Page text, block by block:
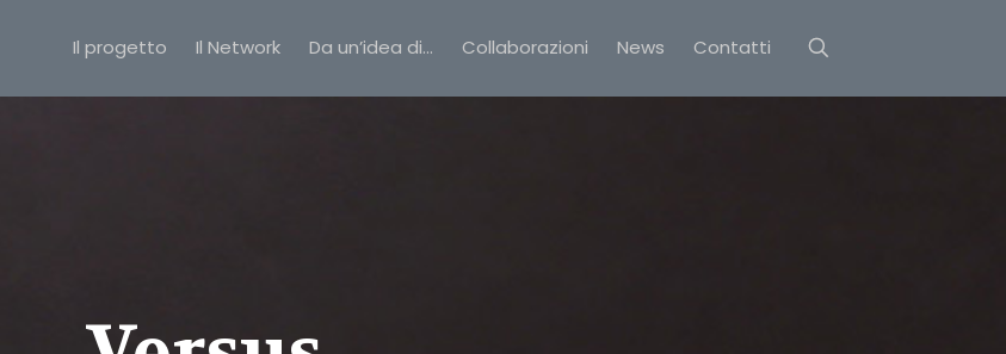
Il progetto Il Network Da un’idea di… Collaborazioni News Contatti